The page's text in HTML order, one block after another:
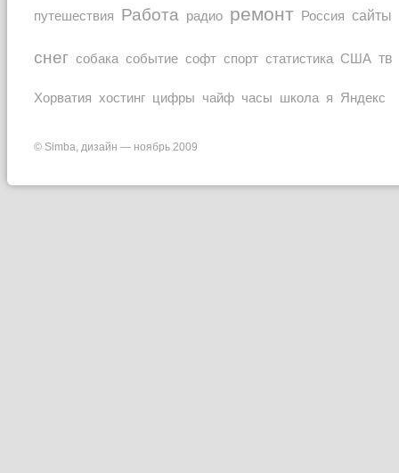
путешествия Работа радио ремонт Россия сайты
снег собака событие софт спорт статистика США тв
Хорватия хостинг цифры чайф часы школа я Яндекс
© Simba, дизайн — ноябрь 2009